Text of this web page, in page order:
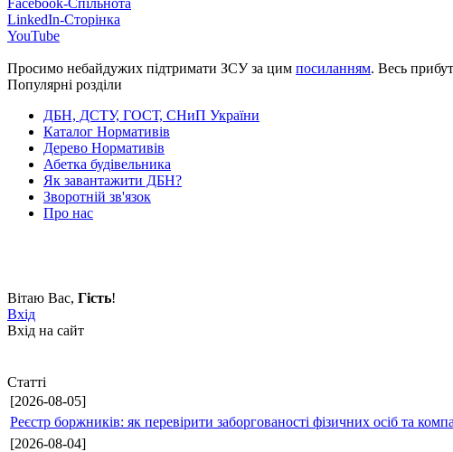
LinkedIn-Сторінка
YouTube
Просимо небайдужих підтримати ЗСУ за цим посиланням. Весь
Популярні розділи
ДБН, ДСТУ, ГОСТ, СНиП України
Каталог Нормативів
Дерево Нормативів
Абетка будівельника
Як завантажити ДБН?
Зворотній зв'язок
Про нас
Вітаю Вас, Гість!
Вхід
Вхід на сайт
Статті
[2026-08-05]
Реєстр боржників: як перевірити заборгованості фізичних осіб та
[2026-08-04]